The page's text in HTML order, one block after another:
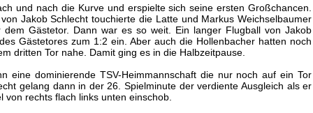
und nach die Kurve und erspielte sich seine ersten Großchancen.
Jakob Schlecht touchierte die Latte und Markus Weichselbaumer
dem Gästetor. Dann war es so weit. Ein langer Flugball von Jakob
Gästetores zum 1:2 ein. Aber auch die Hollenbacher hatten noch
dritten Tor nahe. Damit ging es in die Halbzeitpause.
eine dominierende TSV-Heimmannschaft die nur noch auf ein Tor
gelang dann in der 26. Spielminute der verdiente Ausgleich als er
von rechts flach links unten einschob.